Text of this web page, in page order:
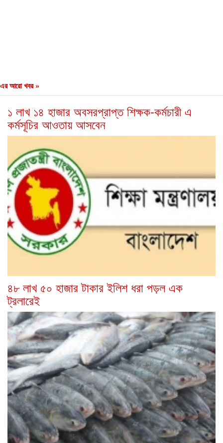
এর আরো খবর »
১ লাখ ১৪ হাজার অবসরপ্রাপ্ত শিক্ষক-কর্মচারী এ
কর্মসূচির আওতায় আসবেন
৪৮ লাখ ৫০ হাজার টাকার ইলিশ ধরা পড়ল এক
ট্রলারেই